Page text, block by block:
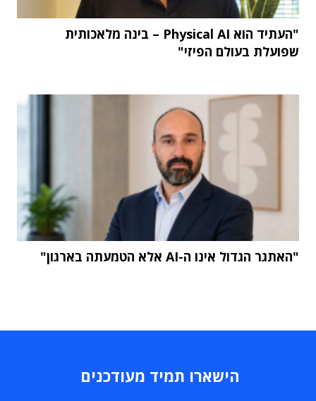
"העתיד הוא Physical AI – בינה מלאכותית
שפועלת בעולם הפיזי"
"האתגר הגדול אינו ה-AI אלא הטמעתה בארגון"
הישארו תמיד מעודכנים